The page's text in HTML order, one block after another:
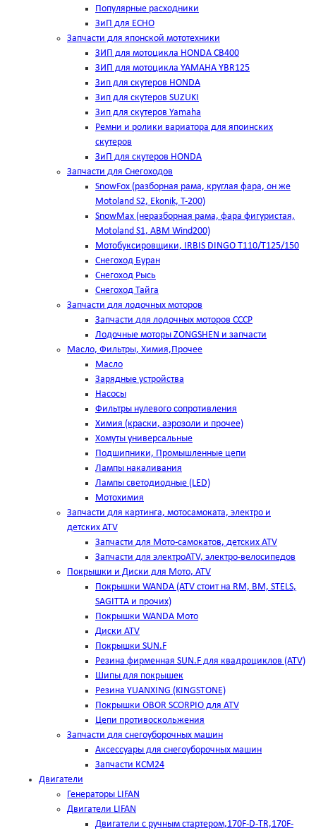
Популярные расходники
ЗиП для ЕСНО
Запчасти для японской мототехники
ЗИП для мотоцикла HONDA CB400
ЗИП для мотоцикла YAMAHA YBR125
Зип для скутеров HONDA
Зип для скутеров SUZUKI
Зип для скутеров Yamaha
Ремни и ролики вариатора для япоинских
скутеров
ЗиП для скутеров HONDA
Запчасти для Снегоходов
SnowFox (разборная рама, круглая фара, он же
Motoland S2, Ekonik, T-200)
SnowMax (неразборная рама, фара фигуристая,
Motoland S1, ABM Wind200)
Мотобуксировщики, IRBIS DINGO Т110/Т125/150
Снегоход Буран
Снегоход Рысь
Снегоход Тайга
Запчасти для лодочных моторов
Запчасти для лодочных моторов СССР
Лодочные моторы ZONGSHEN и запчасти
Масло, Фильтры, Химия,Прочее
Масло
Зарядные устройства
Насосы
Фильтры нулевого сопротивления
Химия (краски, аэрозоли и прочее)
Хомуты универсальные
Подшипники, Промышленные цепи
Лампы накаливания
Лампы светодиодные (LED)
Мотохимия
Запчасти для картинга, мотосамоката, электро и
детских ATV
Запчасти для Мото-самокатов, детских ATV
Запчасти для электроATV, электро-велосипедов
Покрышки и Диски для Мото, ATV
Покрышки WANDA (АТV стоит на RM, BM, STELS,
SAGITTA и прочих)
Покрышки WANDA Мото
Диски ATV
Покрышки SUN.F
Резина фирменная SUN.F для квадроциклов (АТV)
Шипы для покрышек
Резина YUANXING (KINGSTONE)
Покрышки OBOR SCORPIO для ATV
Цепи противоскольжения
Запчасти для снегоуборочных машин
Аксессуары для снегоуборочных машин
Запчасти КСМ24
Двигатели
Генераторы LIFAN
Двигатели LIFAN
Двигатели с ручным стартером,170F-D-TR,170F-